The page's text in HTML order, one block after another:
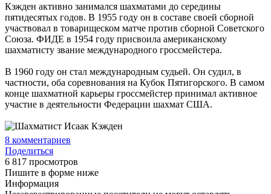
Кэжден активно занимался шахматами до середины
пятидесятых годов. В 1955 году он в составе своей сборной
участвовал в товарищеском матче против сборной Советского
Союза. ФИДЕ в 1954 году присвоила американскому
шахматисту звание международного гроссмейстера.
В 1960 году он стал международным судьей. Он судил, в
частности, оба соревнования на Кубок Пятигорского. В самом
конце шахматной карьеры гроссмейстер принимал активное
участие в деятельности Федерации шахмат США.
8 комментариев
Поделиться
6 817 просмотров
Пишите в форме ниже
Информация